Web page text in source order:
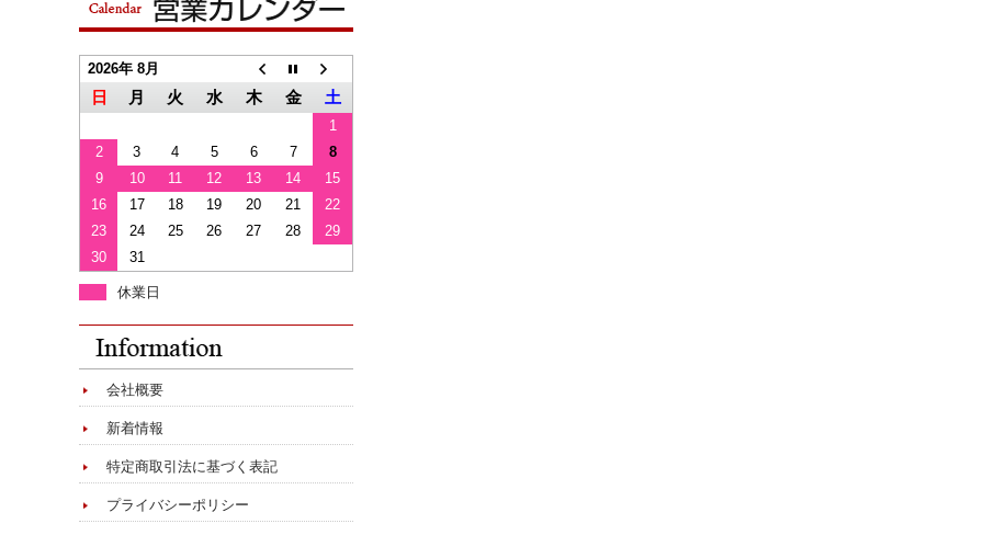
2026年 8月
日 月 火 水 木 金 土
1
2
3 4 5 6 7
8
9
10 11 12 13 14
15
16
17 18 19 20 21
22
23
24 25 26 27 28
29
30
31
休業日
会社概要
新着情報
特定商取引法に基づく表記
プライバシーポリシー